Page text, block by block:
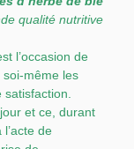
qualité nutritive
l’occasion de
même les
et ce, durant
de